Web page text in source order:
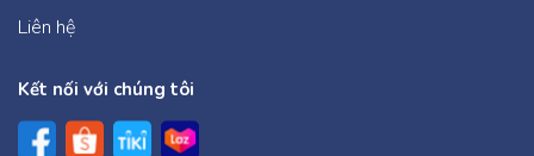
Liên hệ
Kết nối với chúng tôi